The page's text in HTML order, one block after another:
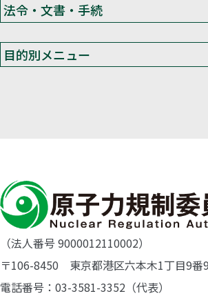
法令・文書・手続
目的別メニュー
（法人番号 9000012110002）
〒106-8450 東京都港区六本木1丁目9番
電話番号：03-3581-3352（代表）